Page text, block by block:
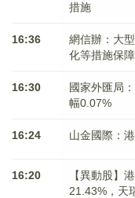
措施
16:36
網信辦：大
化等措施保
16:30
國家外匯局
幅0.07%
16:24 山金國際：
16:20
【異動股】
21.43%，天